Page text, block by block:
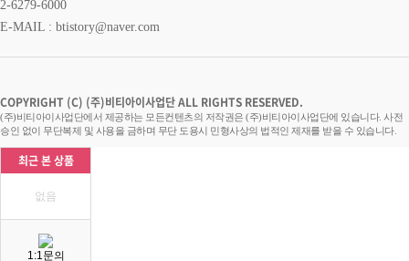
2-6279-6000
COPYRIGHT (C) (주)비티아이사업단 ALL RIGHTS RESERVED.
(주)비티아이사업단에서 제공하는 모든컨텐츠의 저작권은 (주)비티아이사업단에 있습니다. 사전
승인 없이 무단복제 및 사용을 금하며 무단 도용시 민형사상의 법적인 제재를 받을 수 있습니다.
없음